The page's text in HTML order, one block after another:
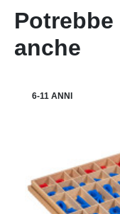
anche
6-11 ANNI